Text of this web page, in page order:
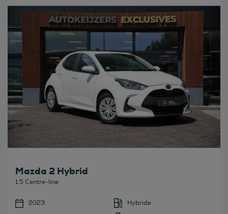
Bekijk deze auto
Mazda 2 Hybrid
1.5 Centre-line
2023
Hybride